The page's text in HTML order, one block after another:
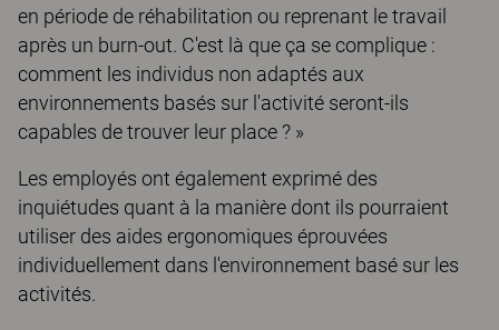
en période de réhabilitation ou reprenant le travail
après un burn-out. C'est là que ça se complique :
comment les individus non adaptés aux
environnements basés sur l'activité seront-ils
capables de trouver leur place ? »
Les employés ont également exprimé des
inquiétudes quant à la manière dont ils pourraient
utiliser des aides ergonomiques éprouvées
individuellement dans l'environnement basé sur les
activités.